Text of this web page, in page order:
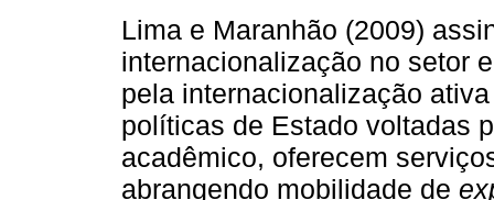
Lima e Maranhão (2009)
internacionalização no setor
pela internacionalização
políticas de Estado voltadas
acadêmico, oferecem
abrangendo mobilidade de